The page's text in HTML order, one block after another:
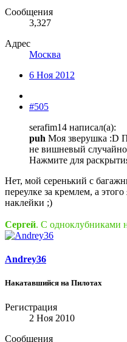
Сообщения
3,327
Адрес
Москва
6 Ноя 2012
#505
serafim14 написал(а):
puh Моя зверушка :D
не вишневый
Нажмите для
Нет, мой серенький с
переулке за кремлем, а
наклейки ;)
Сергей. С одноклубниками
Andrey36
Накатавшийся на Пилотах
Регистрация
2 Ноя 2010
Сообщения